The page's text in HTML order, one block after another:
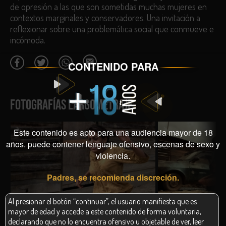
Participación en festivales:
Selección Oficial, World Contemporary Cinema. Festival
Internacional de Cine de Toronto. Canadá. 2016.
Selección Oficial. Festival de Cine de Roma. Italia. 2016.
Selección Oficial. Festival Internacional de Cine de Cali.
Colombia. 2016.
Selección Oficial. Festival Internacional de Cine de Guadalajara.
México. 2017.
Selección Oficial Colombia Viva. Bogotá International Film
Festival - BIFF. Colombia. 2016.
CONTENIDO PARA
Este contenido es apto para una audiencia mayor de 18
años. puede contener lenguaje ofensivo, escenas de sexo y
violencia.
Padres, se recomienda discreción.
Al presionar el botón “continuar”, el usuario manifiesta que es
mayor de edad y accede a este contenido de forma voluntaria,
declarando que no lo encuentra ofensivo u objetable de ver, leer
de opresión a las que son sometidas muchas mujeres en
contextos marginales y conservadores. Una invitación a
reflexionar sobre una problemática social que conmueve e
incómoda.
FOTOGRAFÍAS LARGOMETRAJE